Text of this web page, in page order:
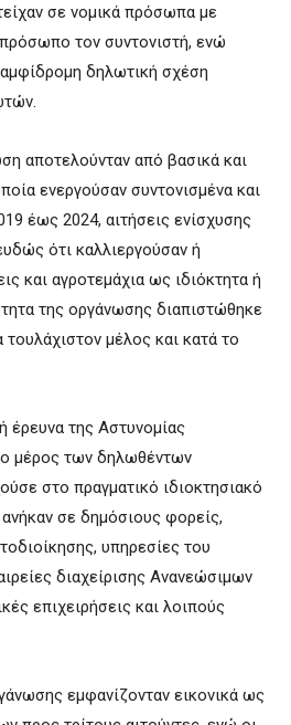
σε νομικά πρόσωπα με
τον συντονιστή, ενώ
δηλωτική σχέση
αποτελούνταν από βασικά και
ενεργούσαν συντονισμένα και
έως 2024, αιτήσεις ενίσχυσης
ότι καλλιεργούσαν ή
και αγροτεμάχια ως ιδιόκτητα ή
της οργάνωσης διαπιστώθηκε
μέλος και κατά το
έρευνα της Αστυνομίας
μέρος των δηλωθέντων
στο πραγματικό ιδιοκτησιακό
σε δημόσιους φορείς,
υπηρεσίες του
διαχείρισης Ανανεώσιμων
επιχειρήσεις και λοιπούς
εμφανίζονταν εικονικά ως